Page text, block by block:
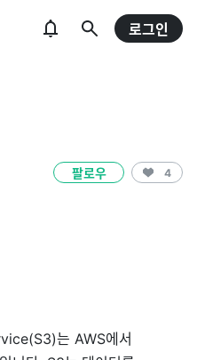
로그인
팔로우 4
는 AWS에서